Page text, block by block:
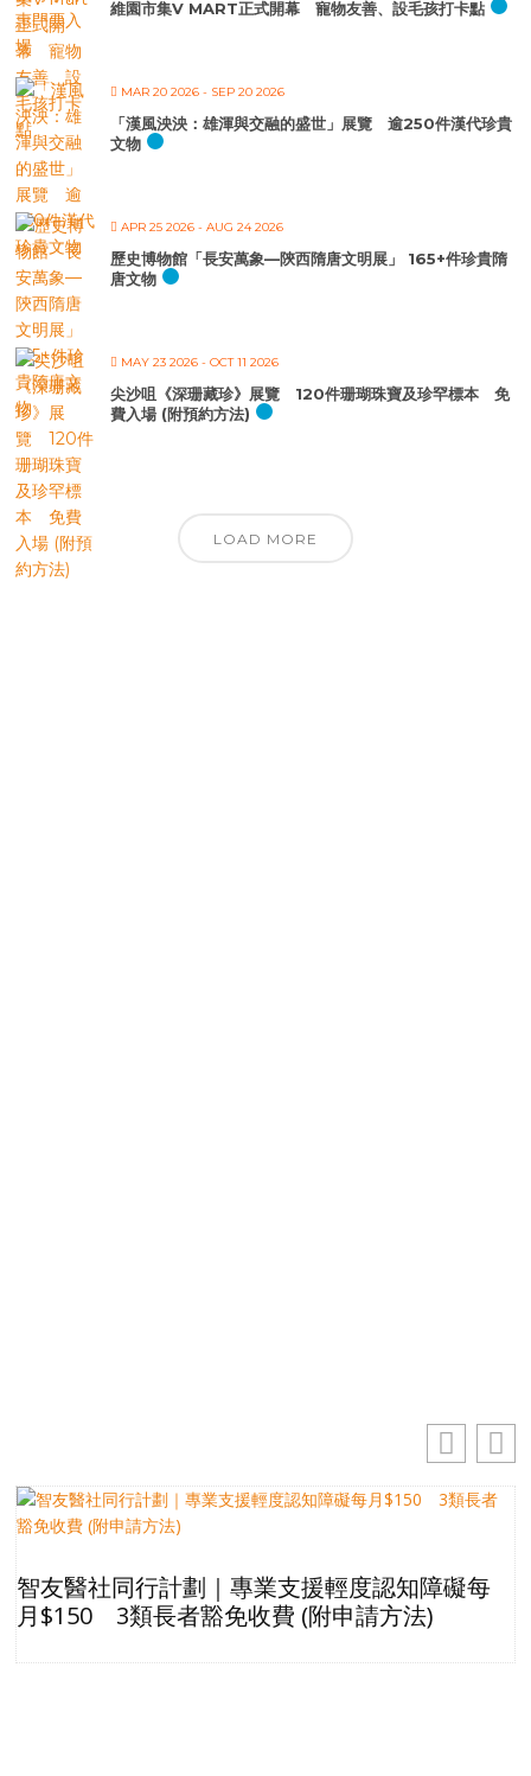
維園市集V MART正式開幕 寵物友善、設毛孩打卡點
MAR 20 2026 - SEP 20 2026
「漢風泱泱：雄渾與交融的盛世」展覽 逾250件漢代珍貴
文物
APR 25 2026 - AUG 24 2026
歷史博物館「長安萬象—陝西隋唐文明展」 165+件珍貴隋
唐文物
MAY 23 2026 - OCT 11 2026
尖沙咀《深珊藏珍》展覽 120件珊瑚珠寶及珍罕標本 免
費入場 (附預約方法)
LOAD MORE
智友醫社同行計劃｜專業支援輕度認知障礙每
月$150 3類長者豁免收費 (附申請方法)